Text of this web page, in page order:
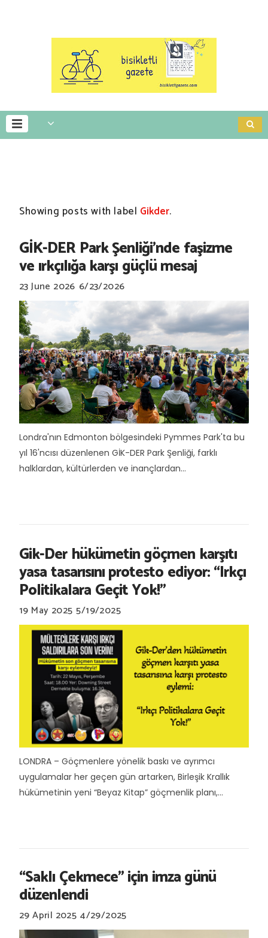
Showing posts with label Gikder.
GİK-DER Park Şenliği'nde faşizme
ve ırkçılığa karşı güçlü mesaj
23 June 2026 6/23/2026
Londra'nın Edmonton bölgesindeki Pymmes Park'ta bu
yıl 16'ncısı düzenlenen GİK-DER Park Şenliği, farklı
halklardan, kültürlerden ve inançlardan...
Gik-Der hükümetin göçmen karşıtı
yasa tasarısını protesto ediyor: “Irkçı
Politikalara Geçit Yok!”
19 May 2025 5/19/2025
LONDRA – Göçmenlere yönelik baskı ve ayrımcı
uygulamalar her geçen gün artarken, Birleşik Krallık
hükümetinin yeni “Beyaz Kitap” göçmenlik planı,...
“Saklı Çekmece” için imza günü
düzenlendi
29 April 2025 4/29/2025